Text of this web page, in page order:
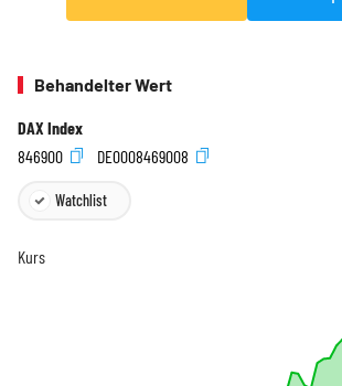
Behandelter Wert
DAX Index
846900
DE0008469008
Watchlist
Kurs